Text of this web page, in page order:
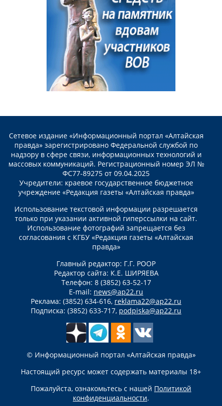
Сетевое издание «Информационный портал «Алтайская
правда» зарегистрировано Федеральной службой по
надзору в сфере связи, информационных технологий и
массовых коммуникаций. Регистрационный номер ЭЛ №
ФС77-89275 от 09.04.2025
Учредители: краевое государственное бюджетное
учреждение «Редакция газеты «Алтайская правда»
Использование текстовой информации разрешается
только при указании активной гиперссылки на сайт.
Использование фотографий запрещается без
согласования с КГБУ «Редакция газеты «Алтайская
правда»
Главный редактор: Г.Г. РООР
Редактор сайта: К.Е. ШИРЯЕВА
Телефон: 8 (3852) 63-52-17
E-mail: news@ap22.ru
Реклама: (3852) 634-616, reklama22@ap22.ru
Подписка: (3852) 633-717, podpiska@ap22.ru
© Информационный портал «Алтайская правда»
Настоящий ресурс может содержать материалы 18+
Пожалуйста, ознакомьтесь с нашей Политикой
конфиденциальности.